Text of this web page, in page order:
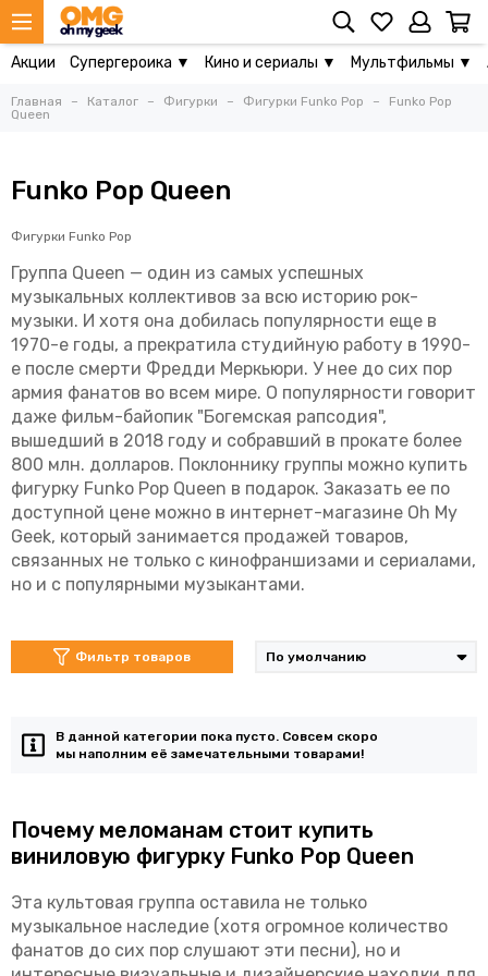
Акции Супергероика ▼ Кино и сериалы ▼ Мультфильмы ▼
Главная Каталог Фигурки Фигурки Funko Pop
Funko Pop
Queen
Funko Pop Queen
Фигурки Funko Pop
Группа Queen — один из самых успешных
музыкальных коллективов за всю историю рок-
музыки. И хотя она добилась популярности еще в
1970-е годы, а прекратила студийную работу в 1990-
е после смерти Фредди Меркьюри. У нее до сих пор
армия фанатов во всем мире. О популярности говорит
даже фильм-байопик "Богемская рапсодия",
вышедший в 2018 году и собравший в прокате более
800 млн. долларов. Поклоннику группы можно купить
фигурку Funko Pop Queen в подарок. Заказать ее по
доступной цене можно в интернет-магазине Oh My
Geek, который занимается продажей товаров,
связанных не только с кинофраншизами и сериалами,
но и с популярными музыкантами.
Фильтр товаров
В данной категории пока пусто. Совсем скоро
мы наполним её замечательными товарами!
Почему меломанам стоит купить
виниловую фигурку Funko Pop Queen
Эта культовая группа оставила не только
музыкальное наследие (хотя огромное количество
фанатов до сих пор слушают эти песни), но и